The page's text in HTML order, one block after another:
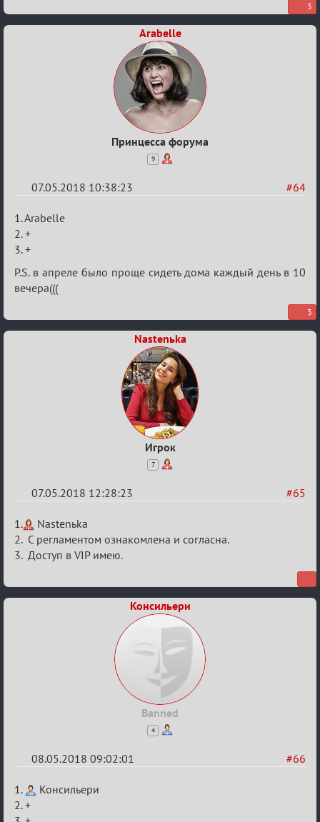
3
Arabelle
Принцесса форума
9
#64
07.05.2018 10:38:23
Re:
IX
Кубок
Вендетты
1. Arabelle
2. +
3. +
P.S. в апреле было проще сидеть дома каждый день в 10
вечера(((
3
Nastenьka
Игрок
7
#65
07.05.2018 12:28:23
Re:
IX
Кубок
1.
Nastenьka
2. С регламентом ознакомлена и согласна.
3. Доступ в VIP имею.
Консильери
Banned
4
#66
08.05.2018 09:02:01
Re:
IX
1.
Консильери
2. +